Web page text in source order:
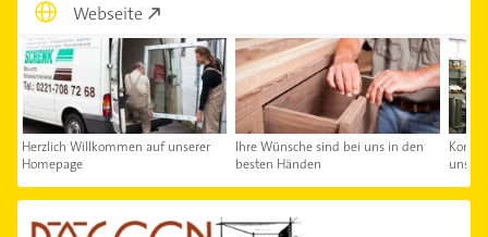
Webseite
Herzlich Willkommen auf unserer
Homepage
Ihre Wünsche sind bei uns in den
besten Händen
uns